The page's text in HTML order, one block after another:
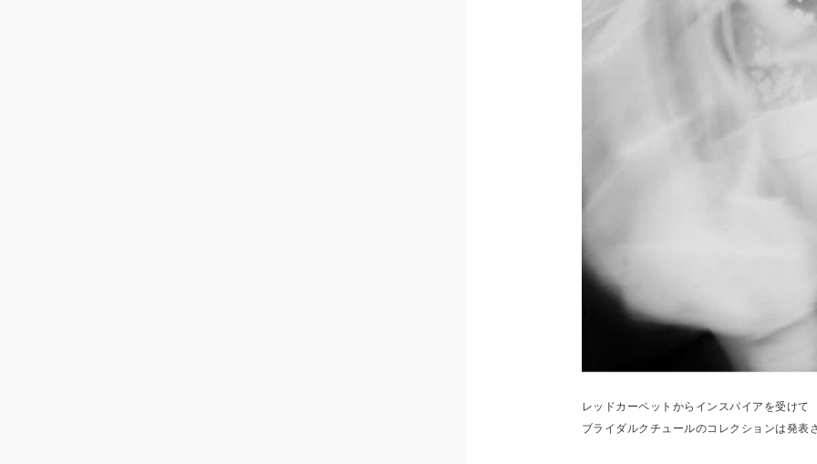
レッドカーペットからインスパイアを受けて
ブライダルクチュールのコレクションは発表